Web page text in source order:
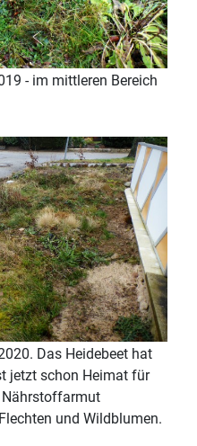
- im mittleren Bereich
Das Heidebeet hat
jetzt schon Heimat für
Nährstoffarmut
und Wildblumen.